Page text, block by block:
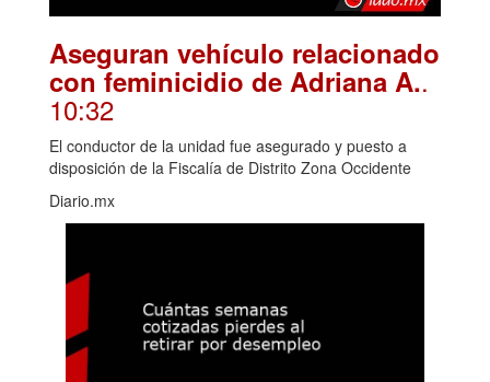
Aseguran vehículo relacionado
con feminicidio de Adriana A..
10:32
El conductor de la unidad fue asegurado y puesto a
disposición de la Fiscalía de Distrito Zona Occidente
Diario.mx